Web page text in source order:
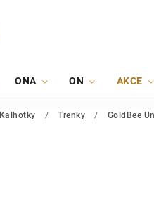
ONA ON AKCE
Kalhotky / Trenky / GoldBee